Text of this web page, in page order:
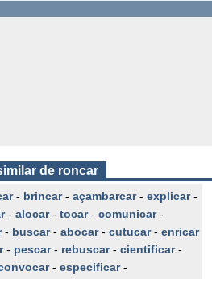
de roncar
- brincar- açambarcar- explicar-
- alocar- tocar- comunicar-
- buscar- abocar- cutucar- enricar
- pescar- rebuscar- cientificar-
- especificar-